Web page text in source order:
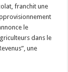
franchit une
le
dans le
une